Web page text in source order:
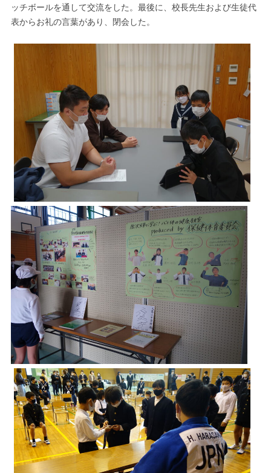
ッチボールを通して交流をした。最後に、校長先生および生徒代
表からお礼の言葉があり、閉会した。